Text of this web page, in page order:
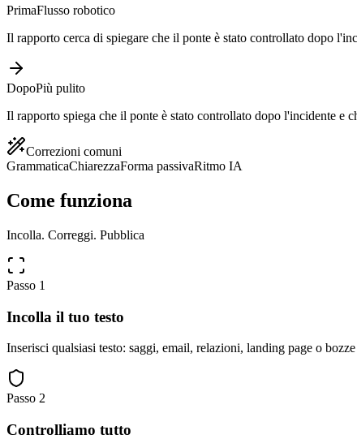
PrimaFlusso robotico
Il rapporto cerca di spiegare che il ponte è stato controllato dopo
DopoPiù pulito
Il rapporto spiega che il ponte è stato controllato dopo l'incidente e
Correzioni comuni
GrammaticaChiarezzaForma passivaRitmo IA
Come funziona
Incolla. Correggi. Pubblica
Passo 1
Incolla il tuo testo
Inserisci qualsiasi testo: saggi, email, relazioni, landing page o
Passo 2
Controlliamo tutto